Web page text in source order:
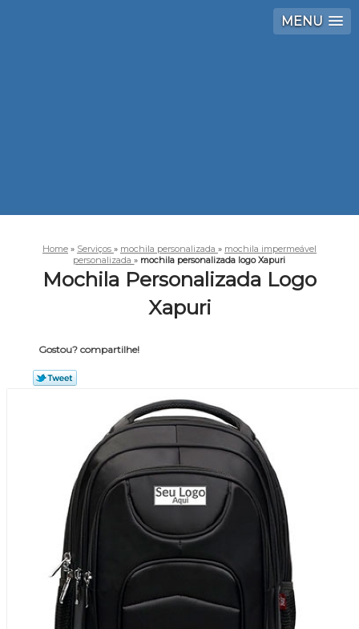
MENU
Home » Serviços » mochila personalizada » mochila impermeável
personalizada» mochila personalizada logo Xapuri
Mochila Personalizada Logo
Xapuri
Gostou? compartilhe!